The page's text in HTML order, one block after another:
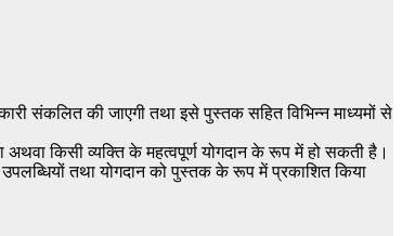
संकलित की जाएगी तथा इसे पुस्तक सहित विभिन्न माध्यमों से
किसी व्यक्ति के महत्वपूर्ण योगदान के रूप में हो सकती है।
तथा योगदान को पुस्तक के रूप में प्रकाशित किया